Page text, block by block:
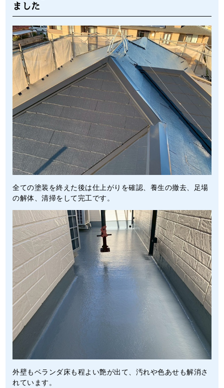
ました
全ての塗装を終えた後は仕上がりを確認、養生の撤去、足場
の解体、清掃をして完工です。
外壁もベランダ床も程よい艶が出て、汚れや色あせも解消さ
れています。